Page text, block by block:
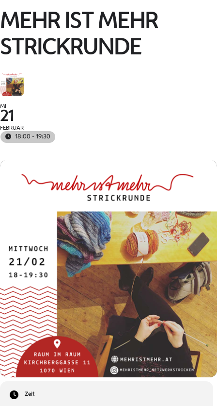
MEHR IST MEHR
STRICKRUNDE
MI
21
FEBRUAR
18:00 - 19:30
Zeit